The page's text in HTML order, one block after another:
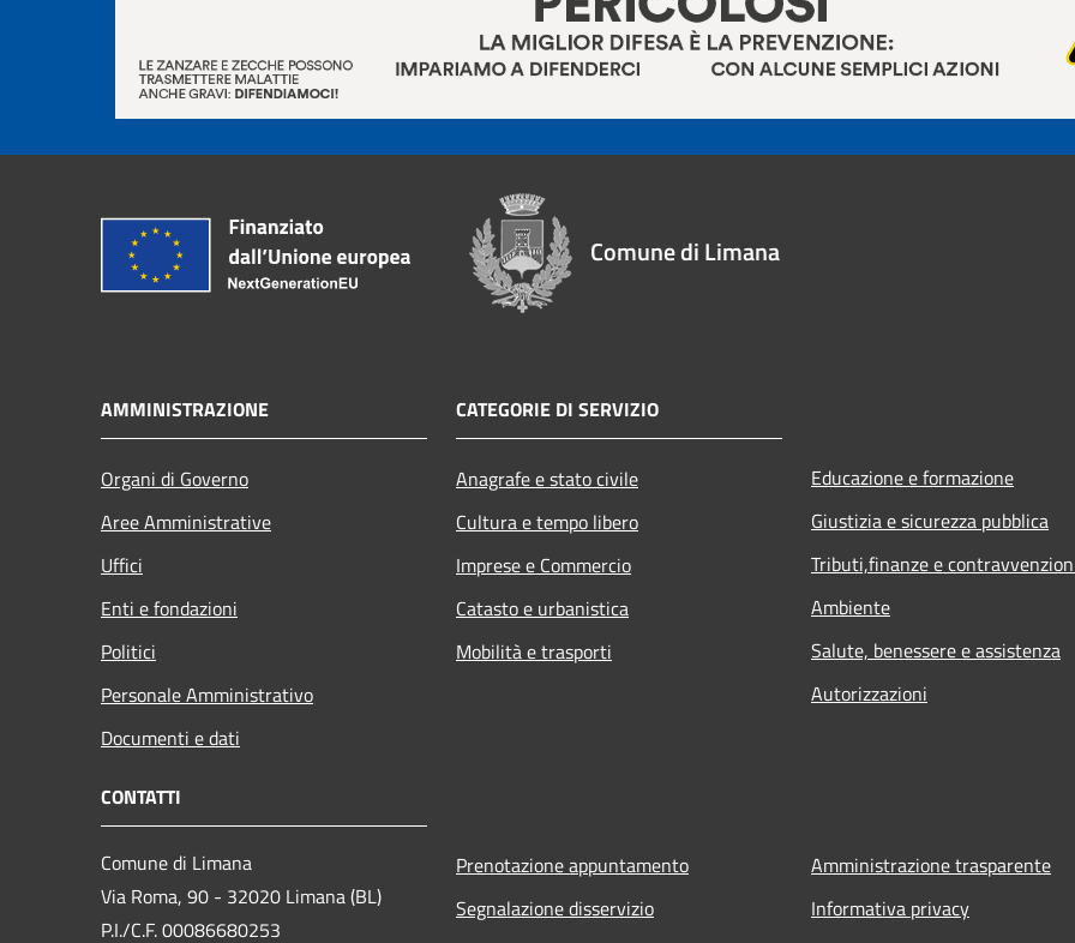
Comune di Limana
AMMINISTRAZIONE
Organi di Governo
Aree Amministrative
Uffici
Enti e fondazioni
Politici
Personale Amministrativo
Documenti e dati
CATEGORIE DI SERVIZIO
Anagrafe e stato civile
Cultura e tempo libero
Imprese e Commercio
Catasto e urbanistica
Mobilità e trasporti
Educazione e formazione
Giustizia e sicurezza pubblica
Tributi,finanze e
Ambiente
Salute, benessere e assistenza
Autorizzazioni
CONTATTI
Comune di Limana
Via Roma, 90 - 32020 Limana (BL)
P.I./C.F. 00086680253
Prenotazione appuntamento
Segnalazione disservizio
Amministrazione trasparente
Informativa privacy